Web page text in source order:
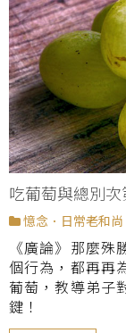
吃葡萄與總別次
憶念．日常老和尚
《廣論》那麼
個行為，都再再
葡萄，教導弟子
鍵！